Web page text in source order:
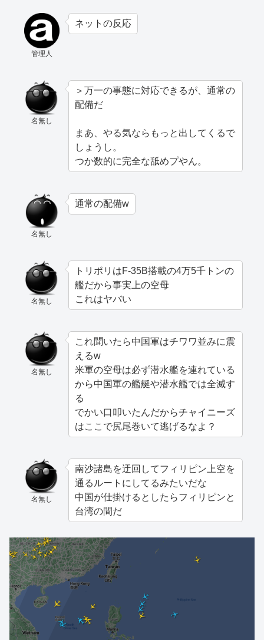
管理人
ネットの反応
名無し
＞万一の事態に対応できるが、通常の
配備だ
まあ、やる気ならもっと出してくるで
しょうし。
つか数的に完全な舐めプやん。
名無し
通常の配備w
名無し
トリポリはF-35B搭載の4万5千トンの
艦だから事実上の空母
これはヤバい
名無し
これ聞いたら中国軍はチワワ並みに震
えるw
米軍の空母は必ず潜水艦を連れている
から中国軍の艦艇や潜水艦では全滅す
る
でかい口叩いたんだからチャイニーズ
はここで尻尾巻いて逃げるなよ？
名無し
南沙諸島を迂回してフィリピン上空を
通るルートにしてるみたいだな
中国が仕掛けるとしたらフィリピンと
台湾の間だ